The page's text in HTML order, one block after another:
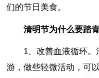
们的节日美食。
清明节为什么要踏
1、改善血液循环
游，做些轻微活动，可